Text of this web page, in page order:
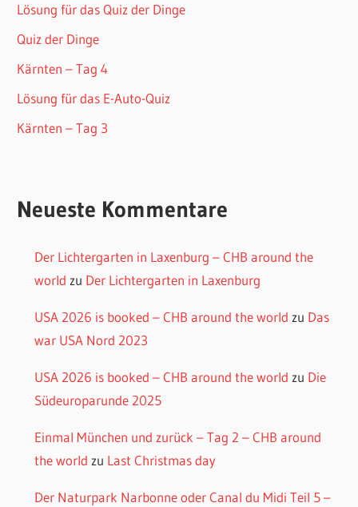
Lösung für das Quiz der Dinge
Quiz der Dinge
Kärnten – Tag 4
Lösung für das E-Auto-Quiz
Kärnten – Tag 3
Neueste Kommentare
Der Lichtergarten in Laxenburg – CHB around the
world zu Der Lichtergarten in Laxenburg
USA 2026 is booked – CHB around the world zu Das
war USA Nord 2023
USA 2026 is booked – CHB around the world zu Die
Südeuroparunde 2025
Einmal München und zurück – Tag 2 – CHB around
the world zu Last Christmas day
Der Naturpark Narbonne oder Canal du Midi Teil 5 –